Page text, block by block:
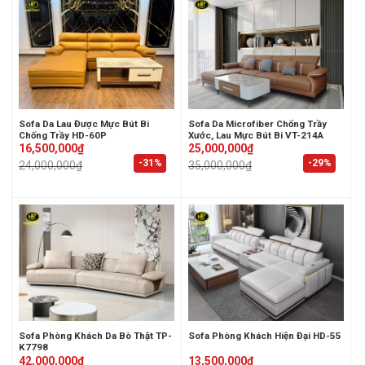
-31%
Sofa Da Lau Được Mực Bút Bi
Chống Trầy HD-60P
24,000,000₫
Original
price
was:
16,500,000₫
Current
price
is:
-29%
Sofa Da Microfiber Chống Trầy
Xước, Lau Mực Bút Bi VT-214A
35,000,000₫
Original
price
was:
25,000,000₫
Current
price
is:
Sofa Phòng Khách Da Bò Thật TP-
K7798
Original
42,000,000₫
Current
Sofa Phòng Khách Hiện Đại HD-55
Original
13,500,000₫
Current